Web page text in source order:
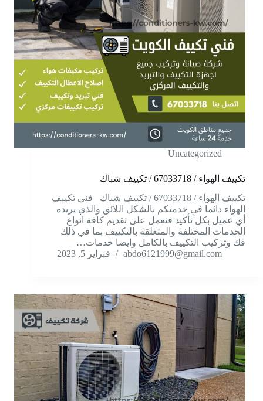
Uncategorized
تكييف الهواء / 67033718 / تكييف شباك
تكييف الهواء / 67033718 / تكييف شباك فني تكييف
الهواء دائما في خدمتكم بالشكل اللائق والذي يريده
أي عميل بكل تأكيد فنعمل على تقديم كافة انواع
الخدمات المختلفة والمتعلقة بالتكييف بما في ذلك
فك وتركيب التكييف بالكامل وايضا خدمات…
abdo6121999@gmail.com
فبراير 5, 2023